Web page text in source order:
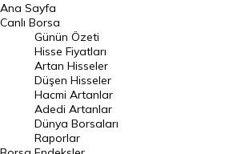
BIST 100 Hisseleri
En Çok Artan Hisseler
En Çok Düşen Hisseler
Hacmi Artanlar
Geçmiş Kapanışlar
Dünya Borsaları
Ana Sayfa
Canlı Borsa
Günün Özeti
Hisse Fiyatları
Artan Hisseler
Düşen Hisseler
Hacmi Artanlar
Adedi Artanlar
Dünya Borsaları
Raporlar